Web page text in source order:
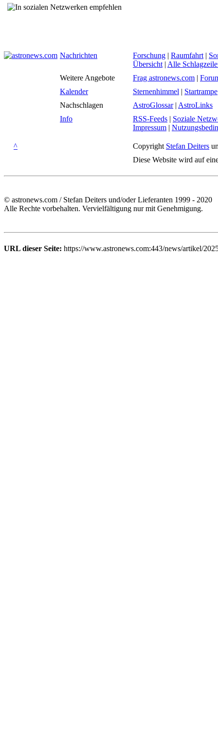
Nachrichten Forschung | Raumfahrt |
Übersicht | Alle
Weitere Angebote
Frag astronews.com |
Kalender
Sternenhimmel | Startrampe
Nachschlagen
AstroGlossar| AstroLinks
Info
RSS-Feeds | Soziale
Impressum |
^ Copyright Stefan Deiters
Diese Website wird auf
© astronews.com / Stefan Deiters und/oder Lieferanten 1999 - 2020
Alle Rechte vorbehalten. Vervielfältigung nur mit Genehmigung.
URL dieser Seite: https://www.astronews.com:443/news/artikel/